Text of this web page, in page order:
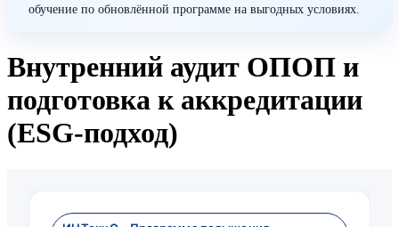
обучение по обновлённой программе на выгодных условиях.
Внутренний аудит ОПОП и
подготовка к аккредитации
(ESG-подход)